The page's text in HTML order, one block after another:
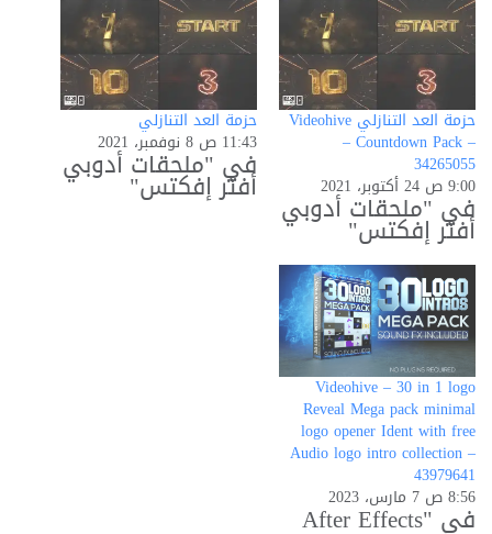
حزمة العد التنازلي Videohive
– Countdown Pack –
34265055
9:00 ص 24 أكتوبر، 2021
في "ملحقات أدوبي
أفتر إفكتس"
حزمة العد التنازلي
11:43 ص 8 نوفمبر، 2021
في "ملحقات أدوبي
أفتر إفكتس"
Videohive – 30 in 1 logo
Reveal Mega pack minimal
logo opener Ident with free
Audio logo intro collection –
43979641
8:56 ص 7 مارس، 2023
في "After Effects